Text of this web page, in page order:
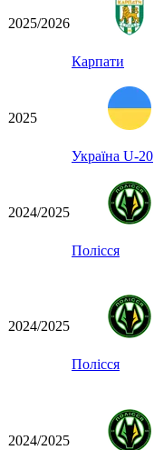
2025/2026
Карпати
2025
Україна U-20
2024/2025
Полісся
2024/2025
Полісся
2024/2025